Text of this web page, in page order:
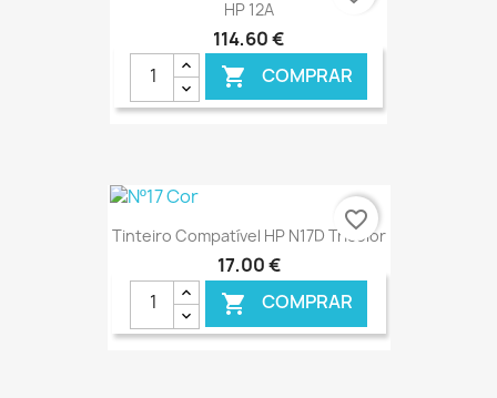
HP 12A
114,60 €
 COMPRAR
€ ONLINE
Tinteiro Compatível HP N17D Tricolor
17,00 €
 COMPRAR
favorite_border